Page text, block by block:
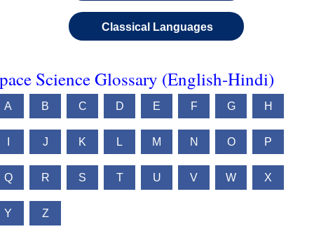
Classical Languages
Science Glossary (English-Hindi)
A B C D E F G H
J K L M N O P
Q R S T U V W X
Y Z